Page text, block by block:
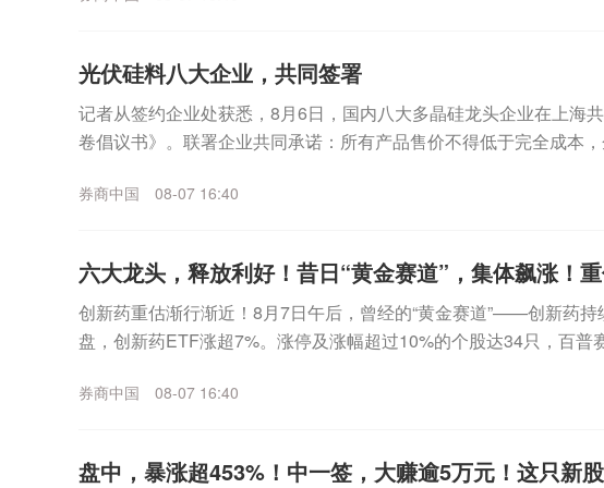
光伏硅料八大企业，共同签署
记者从签约企业处获悉，8月6日，国内八大多晶硅龙头企业在上海
卷倡议书》。联署企业共同承诺：所有产品售价不得低于完全成本
券商中国 08-07 16:40
六大龙头，释放利好！昔日“黄金赛道”，集体飙涨！
创新药重估渐行渐近！8月7日午后，曾经的“黄金赛道”——创新药持
盘，创新药ETF涨超7%。涨停及涨幅超过10%的个股达34只，百普
券商中国 08-07 16:40
盘中，暴涨超453%！中一签，大赚逾5万元！这只新